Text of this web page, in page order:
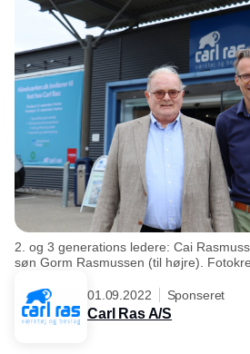
2. og 3 generations ledere: Cai
søn Gorm Rasmussen (til højre).
01.09.2022 Sponseret
Carl Ras A/S